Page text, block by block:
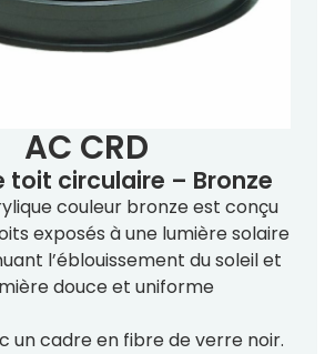
AC CRD
toit circulaire – Bronze
couleur bronze est conçu
exposés à une lumière solaire
l’éblouissement du soleil et
douce et uniforme
un cadre en fibre de verre noir.